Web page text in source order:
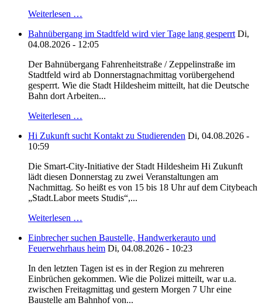
Weiterlesen …
Bahnübergang im Stadtfeld wird vier Tage lang gesperrt Di,
04.08.2026 - 12:05
Der Bahnübergang Fahrenheitstraße / Zeppelinstraße im
Stadtfeld wird ab Donnerstagnachmittag vorübergehend
gesperrt. Wie die Stadt Hildesheim mitteilt, hat die Deutsche
Bahn dort Arbeiten...
Weiterlesen …
Hi Zukunft sucht Kontakt zu Studierenden Di, 04.08.2026 -
10:59
Die Smart-City-Initiative der Stadt Hildesheim Hi Zukunft
lädt diesen Donnerstag zu zwei Veranstaltungen am
Nachmittag. So heißt es von 15 bis 18 Uhr auf dem Citybeach
„Stadt.Labor meets Studis“,...
Weiterlesen …
Einbrecher suchen Baustelle, Handwerkerauto und
Feuerwehrhaus heim Di, 04.08.2026 - 10:23
In den letzten Tagen ist es in der Region zu mehreren
Einbrüchen gekommen. Wie die Polizei mitteilt, war u.a.
zwischen Freitagmittag und gestern Morgen 7 Uhr eine
Baustelle am Bahnhof von...